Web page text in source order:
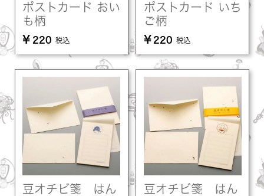
ポストカード おい
も柄
¥ 220 税込
ポストカード いち
ご柄
¥ 220 税込
豆オチビ箋 はん
豆オチビ箋 はん